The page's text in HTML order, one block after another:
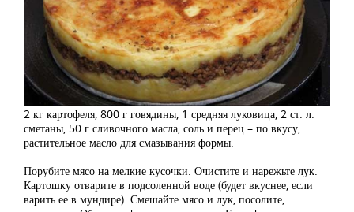
2 кг картофеля, 800 г говядины, 1 средняя луковица, 2 ст. л.
сметаны, 50 г сливочного масла, соль и перец – по вкусу,
растительное масло для смазывания формы.
Порубите мясо на мелкие кусочки. Очистите и нарежьте лук.
Картошку отварите в подсоленной воде (будет вкуснее, если
варить ее в мундире). Смешайте мясо и лук, посолите,